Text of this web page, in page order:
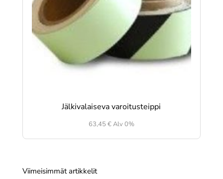
Jälkivalaiseva varoitusteippi
63,45 €Alv 0%
Viimeisimmät artikkelit